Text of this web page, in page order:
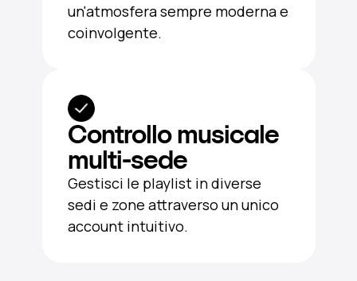
un'atmosfera sempre moderna e
coinvolgente.
Controllo musicale
multi-sede
Gestisci le playlist in diverse
sedi e zone attraverso un unico
account intuitivo.